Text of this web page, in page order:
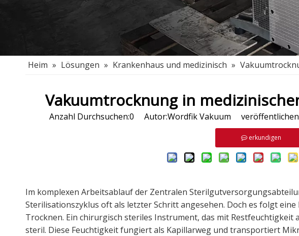
Heim » Lösungen » Krankenhaus und medizinisch »
Vakuumtrocknung in
Anzahl Durchsuchen:0 Autor:Wordfik Vakuum
erkundigen
Im komplexen Arbeitsablauf der Zentralen
Sterilisationszyklus oft als letzter Schritt angesehen. Doch es folgt
Trocknen. Ein chirurgisch steriles Instrument, das mit
steril. Diese Feuchtigkeit fungiert als Kapillarweg und transportiert